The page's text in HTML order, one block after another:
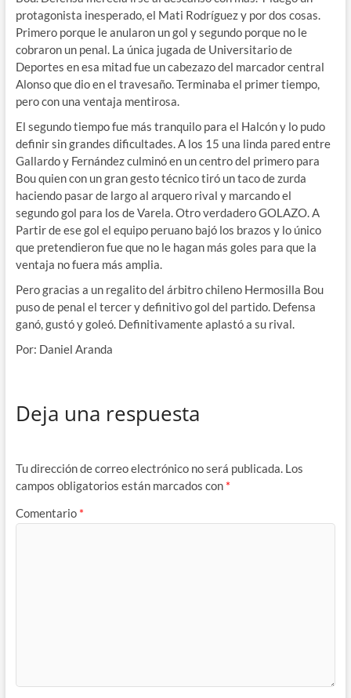
protagonista inesperado, el Mati Rodríguez y por dos cosas.
Primero porque le anularon un gol y segundo porque no le
cobraron un penal. La única jugada de Universitario de
Deportes en esa mitad fue un cabezazo del marcador central
Alonso que dio en el travesaño. Terminaba el primer tiempo,
pero con una ventaja mentirosa.
El segundo tiempo fue más tranquilo para el Halcón y lo pudo
definir sin grandes dificultades. A los 15 una linda pared entre
Gallardo y Fernández culminó en un centro del primero para
Bou quien con un gran gesto técnico tiró un taco de zurda
haciendo pasar de largo al arquero rival y marcando el
segundo gol para los de Varela. Otro verdadero GOLAZO. A
Partir de ese gol el equipo peruano bajó los brazos y lo único
que pretendieron fue que no le hagan más goles para que la
ventaja no fuera más amplia.
Pero gracias a un regalito del árbitro chileno Hermosilla Bou
puso de penal el tercer y definitivo gol del partido. Defensa
ganó, gustó y goleó. Definitivamente aplastó a su rival.
Por: Daniel Aranda
Deja una respuesta
Tu dirección de correo electrónico no será publicada. Los
campos obligatorios están marcados con *
Comentario *